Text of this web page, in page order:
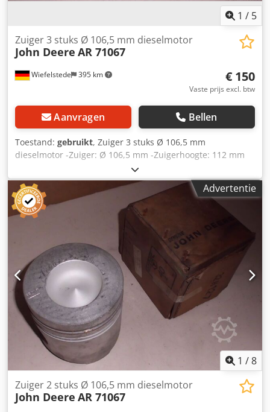
1 / 5
Wiefelstede 395 km
Zuiger 3 stuks Ø 106,5 mm dieselmotor
John Deere AR 71067
€ 150
Vaste prijs excl. btw
Aanvragen Bellen
Toestand: gebruikt, Zuiger 3 stuks Ø 106,5 mm
dieselmotor -Zuiger: Ø 106,5 mm -Zuigerhoogte: 112 mm
Crodpfx Aob A S Dyob Sjf -Zuigerpin: Ø 41.278 mm -
Volledige prijs: 3 stuks -gewicht: 1,4 kg/stuk
Advertentie
1 /8
Zuiger 2 stuks Ø 106,5 mm dieselmotor
John Deere AR 71067